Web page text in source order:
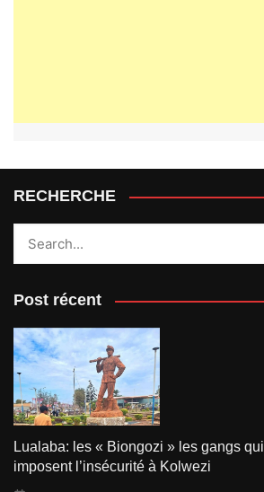
RECHERCHE
Post récent
Lualaba: les « Biongozi » les gangs qui
imposent l’insécurité à Kolwezi